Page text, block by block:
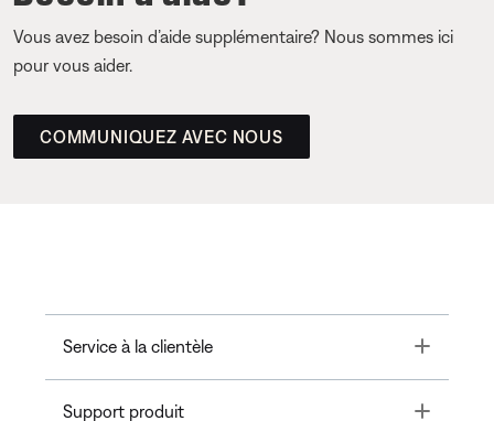
Vous avez besoin d’aide supplémentaire? Nous sommes ici
pour vous aider.
COMMUNIQUEZ AVEC NOUS
Service à la clientèle Toggle
Support produit Toggle